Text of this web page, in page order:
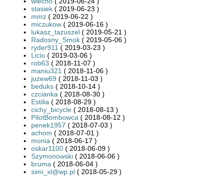
stasiek ( 2019-06-23 )
mmz ( 2019-06-22 )
miczukow ( 2019-06-16 )
lukasz_tazuszel ( 2019-05-21 )
Radosny_Smok ( 2019-05-06 )
ryder911 ( 2019-03-23 )
Licio ( 2019-03-06 )
rob63 ( 2018-11-07 )
maniu321 ( 2018-11-06 )
juzew69 ( 2018-11-03 )
beduks ( 2018-10-14 )
czcianka ( 2018-08-30 )
Estilia ( 2018-08-29 )
cichy_bicycle ( 2018-08-13 )
PilotBombowca ( 2018-08-12 )
penek1957 ( 2018-07-03 )
achom ( 2018-07-01 )
monia ( 2018-06-17 )
oskar1100 ( 2018-06-09 )
Szymonowski ( 2018-06-06 )
bruma ( 2018-06-04 )
simi_xl@wp.pl ( 2018-05-29 )